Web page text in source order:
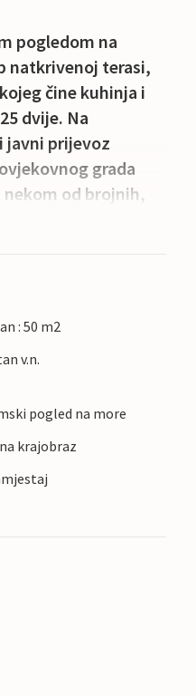
pogledom na
natkrivenoj terasi,
čine kuhinja i
dvije. Na
javni prijevoz
grada
od brojnih,
: 50 m2
v.n.
pogled na more
krajobraz